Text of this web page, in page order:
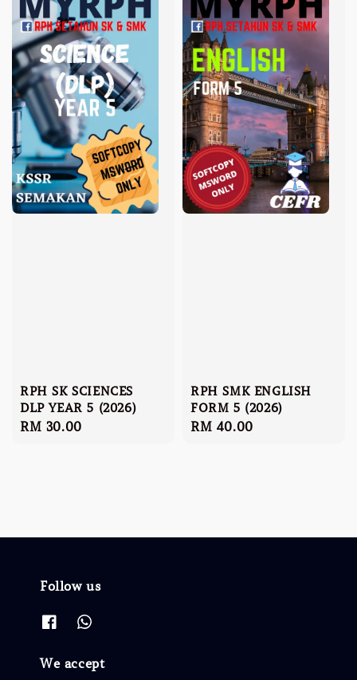
RPH SK SCIENCES
DLP YEAR 5 (2026)
Regular
RM 30.00
RPH SMK ENGLISH
FORM 5 (2026)
Regular
RM 40.00
Follow us
We accept